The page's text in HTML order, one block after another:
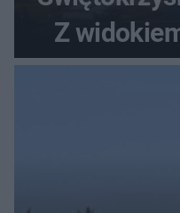
Z
szczyt Gór